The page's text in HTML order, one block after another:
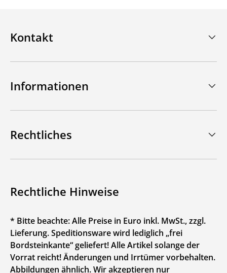
Kontakt
Informationen
Rechtliches
Rechtliche Hinweise
* Bitte beachte: Alle Preise in Euro inkl. MwSt., zzgl.
Lieferung. Speditionsware wird lediglich „frei
Bordsteinkante“ geliefert! Alle Artikel solange der
Vorrat reicht! Änderungen und Irrtümer vorbehalten.
Abbildungen ähnlich. Wir akzeptieren nur